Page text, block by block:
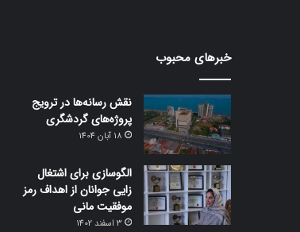
خبرهای محبوب
نقش رسانه‌ها در ترویج
پروژه‌های گردشگری
18 آبان 1404
الگوسازی برای اشتغال
زایی جوانان از اهداف رمز
موفقیت مانی
3 اسفند 1402